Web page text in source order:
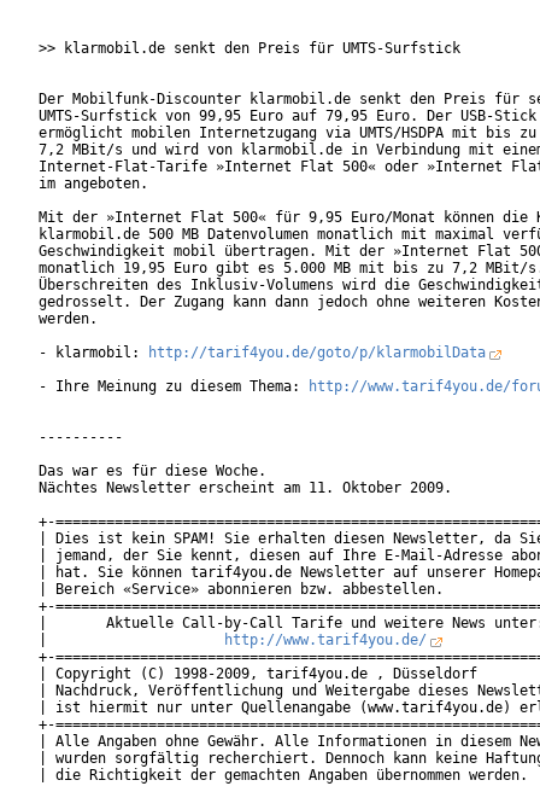
>> klarmobil.de senkt den Preis für UMTS-Surfstick
Der Mobilfunk-Discounter klarmobil.de senkt den Preis für
UMTS-Surfstick von 99,95 Euro auf 79,95 Euro. Der USB-Stick
ermöglicht mobilen Internetzugang via UMTS/HSDPA mit bis zu
7,2 MBit/s und wird von klarmobil.de in Verbindung mit
Internet-Flat-Tarife »Internet Flat 500« oder »Internet Flat
im angeboten.
Mit der »Internet Flat 500« für 9,95 Euro/Monat können die
klarmobil.de 500 MB Datenvolumen monatlich mit maximal
Geschwindigkeit mobil übertragen. Mit der »Internet Flat
monatlich 19,95 Euro gibt es 5.000 MB mit bis zu 7,2 MBit/
Überschreiten des Inklusiv-Volumens wird die Geschwindigkeit
gedrosselt. Der Zugang kann dann jedoch ohne weiteren
werden.
- klarmobil:
http://tarif4you.de/goto/p/klarmobilData
- Ihre Meinung zu diesem Thema:
http://www.tarif4you.de/
----------
Das war es für diese Woche.
Nächtes Newsletter erscheint am 11. Oktober 2009.
+-
| Dies ist kein SPAM! Sie erhalten diesen Newsletter, da
| jemand, der Sie kennt, diesen auf Ihre E-Mail-Adresse
| hat. Sie können tarif4you.de Newsletter auf unserer
| Bereich «Service» abonnieren bzw. abbestellen.
+-
|       Aktuelle Call-by-Call Tarife und weitere News
http://www.tarif4you.de/
+-
| Copyright (C) 1998-2009, tarif4you.de , Düsseldorf
| Nachdruck, Veröffentlichung und Weitergabe dieses
| ist hiermit nur unter Quellenangabe (www.tarif4you.de)
+-
| Alle Angaben ohne Gewähr. Alle Informationen in diesem
| wurden sorgfältig recherchiert. Dennoch kann keine
| die Richtigkeit der gemachten Angaben übernommen